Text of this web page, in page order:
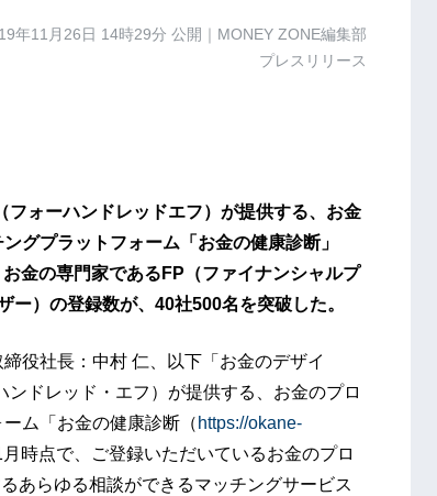
年11月26日 14時29分 公開｜MONEY ZONE編集部
プレスリリース
ォーハンドレッドエフ）が提供する、お金
グプラットフォーム「お金の健康診断」
金の専門家であるFP（ファイナンシャルプ
）の登録数が、40社500名を突破した。
役社長：中村 仁、以下「お金のデザイ
ドレッド・エフ）が提供する、お金のプロ
ム「お金の健康診断（ https://okane-
時点で、ご登録いただいているお金のプロ
あらゆる相談ができるマッチングサービス